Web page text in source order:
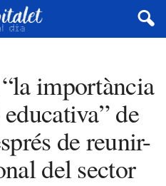
importància
de
de reunir-
del sector